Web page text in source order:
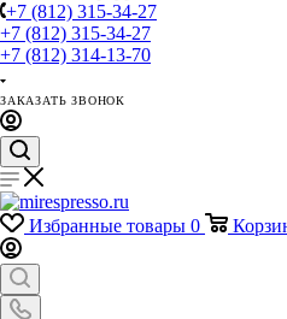
+7 (812) 315-34-27
+7 (812) 315-34-27
+7 (812) 314-13-70
ЗАКАЗАТЬ ЗВОНОК
Избранные товары 0